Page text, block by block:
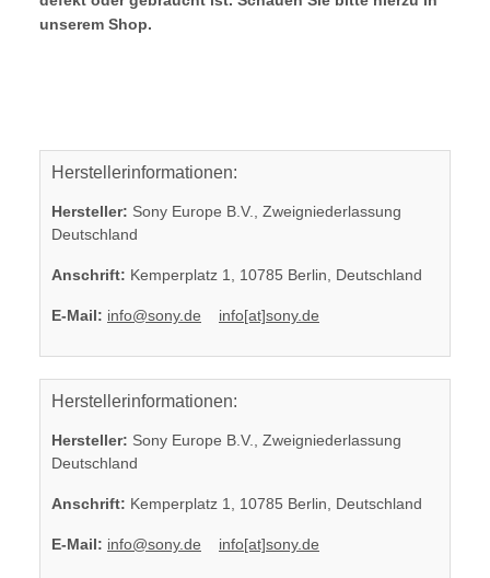
unserem Shop.
Herstellerinformationen:
Hersteller: Sony Europe B.V., Zweigniederlassung
Deutschland
Anschrift: Kemperplatz 1, 10785 Berlin, Deutschland
E-Mail: info@sony.de info[at]sony.de
Herstellerinformationen:
Hersteller: Sony Europe B.V., Zweigniederlassung
Deutschland
Anschrift: Kemperplatz 1, 10785 Berlin, Deutschland
E-Mail: info@sony.de info[at]sony.de